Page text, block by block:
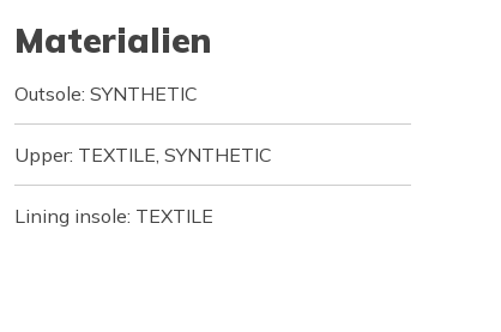
Materialien
Outsole: SYNTHETIC
Upper: TEXTILE, SYNTHETIC
Lining insole: TEXTILE